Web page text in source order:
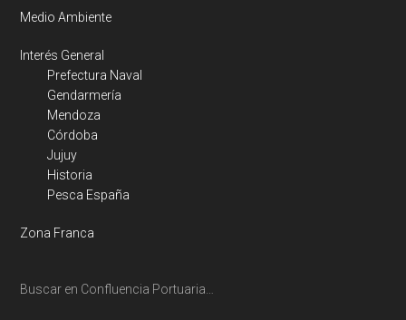
Medio Ambiente
Interés General
Prefectura Naval
Gendarmería
Mendoza
Córdoba
Jujuy
Historia
Pesca España
Zona Franca
Buscar en Confluencia Portuaria…